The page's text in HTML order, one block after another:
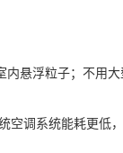
悬浮粒子；不用大
调系统能耗更低